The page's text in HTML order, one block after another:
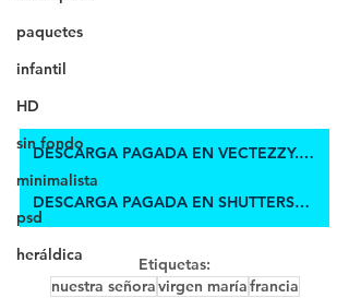
paquetes
infantil
HD
sin fondo
minimalista
psd
heráldica
DESCARGA PAGADA EN VECTEZZY.COM
DESCARGA PAGADA EN SHUTTERSTOCK
Etiquetas:
nuestra señoravirgen maríafrancia